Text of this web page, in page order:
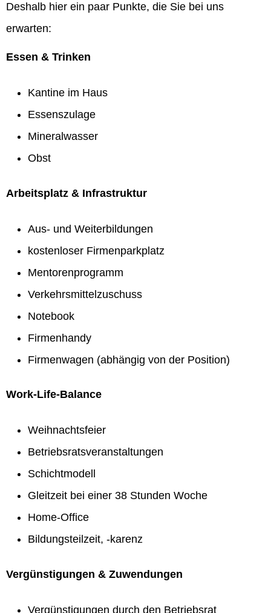
Deshalb hier ein paar Punkte, die Sie bei uns
erwarten:
Essen & Trinken
Kantine im Haus
Essenszulage
Mineralwasser
Obst
Arbeitsplatz & Infrastruktur
Aus- und Weiterbildungen
kostenloser Firmenparkplatz
Mentorenprogramm
Verkehrsmittelzuschuss
Notebook
Firmenhandy
Firmenwagen (abhängig von der Position)
Work-Life-Balance
Weihnachtsfeier
Betriebsratsveranstaltungen
Schichtmodell
Gleitzeit bei einer 38 Stunden Woche
Home-Office
Bildungsteilzeit, -karenz
Vergünstigungen & Zuwendungen
Vergünstigungen durch den Betriebsrat